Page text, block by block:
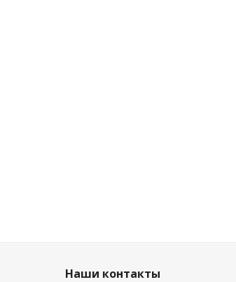
Наши контакты